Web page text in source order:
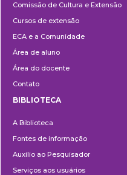
e
Extensão
Comissão de Cultura e Extensão
Cursos de extensão
ECA e a Comunidade
Área de aluno
Área do docente
Contato
BIBLIOTECA
A Biblioteca
Fontes de informação
Auxílio ao Pesquisador
Serviços aos usuários